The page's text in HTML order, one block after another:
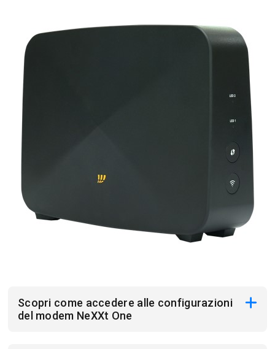
Scopri come accedere alle configurazioni
del modem NeXXt One